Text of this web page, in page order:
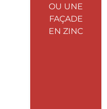
OU UNE
FAÇADE
EN ZINC